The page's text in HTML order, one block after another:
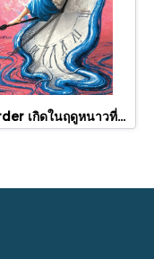
Pre-order เกิดในฤดูหนาวที่แดดส่องถึง / นทธี ศศิวิมล / Pandora Press